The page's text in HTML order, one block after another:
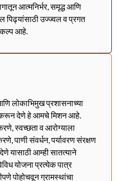
आत्मनिर्भर, समृद्ध आणि
पिढ्यांसाठी उज्ज्वल व प्रगत
आहे.
लोकाभिमुख प्रशासनाच्या
करून देणे हे आमचे मिशन आहे.
स्वच्छता व आरोग्याला
पाणी संवर्धन, पर्यावरण संरक्षण
यासाठी आम्ही सातत्याने
योजना प्रत्येक पात्र
पोहोचवून ग्रामस्थांचा